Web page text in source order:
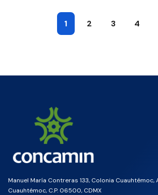
1 2 3 4
Manuel María Contreras 133, Colonia Cuauhtémoc,
Cuauhtémoc, C.P. 06500, CDMX